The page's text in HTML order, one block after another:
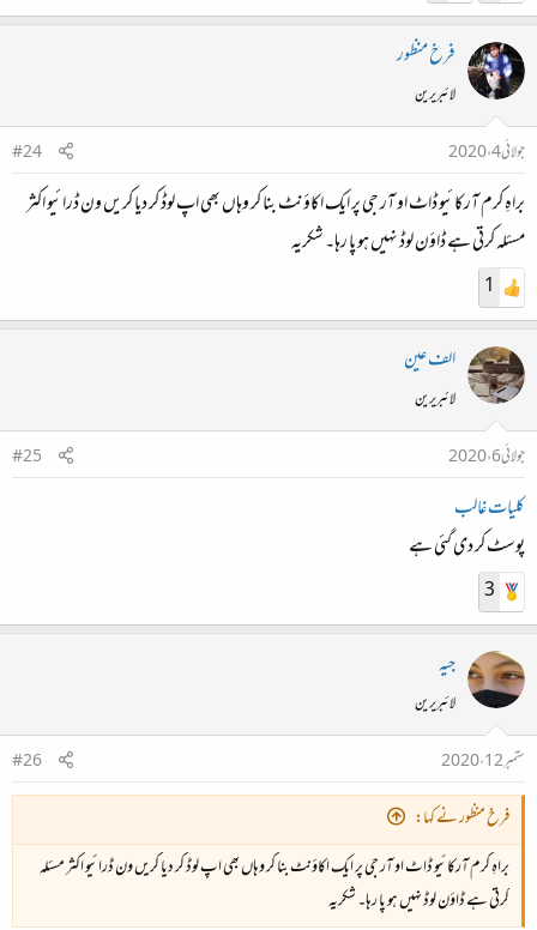
فرخ منظور
لائبریرین
جولائی 4، 2020
#24
براہِ کرم آرکائیو ڈاٹ او آر جی پر ایک اکاؤنٹ بنا کر وہاں بھی اپ لوڈ کر دیا کریں ون ڈرائیو اکثر
مسئلہ کرتی ہے ڈاؤن لوڈ نہیں ہو پا رہا۔ شکریہ
1
الف عین
لائبریرین
جولائی 6، 2020
#25
کلیات غالب
پوسٹ کر دی گئی ہے
3
جیہ
لائبریرین
ستمبر 12، 2020
#26
فرخ منظور نے کہا:
براہِ کرم آرکائیو ڈاٹ او آر جی پر ایک اکاؤنٹ بنا کر وہاں بھی اپ لوڈ کر دیا کریں ون ڈرائیو اکثر مسئلہ
کرتی ہے ڈاؤن لوڈ نہیں ہو پا رہا۔ شکریہ